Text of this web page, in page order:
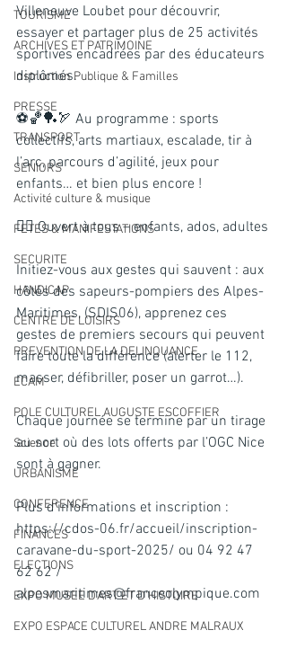
TOURISME
ARCHIVES ET PATRIMOINE
Instruction Publique & Familles
PRESSE
TRANSPORT
SENIORS
Activité culture & musique
FETES & MANIFESTATIONS
SECURITE
HANDICAP
CENTRE DE LOISIRS
PREVENTION DE LA DELINQUANCE
ECAM
POLE CULTUREL AUGUSTE ESCOFFIER
Science
URBANISME
CONFERENCE
FINANCES
ELECTIONS
EXPO MUSEE D'ART ET D'HISTOIRE
EXPO ESPACE CULTUREL ANDRE MALRAUX
Villeneuve Loubet pour découvrir,
essayer et partager plus de 25 activités
sportives encadrées par des éducateurs
diplômés.
⚽🏀🏓🏹 Au programme : sports
collectifs, arts martiaux, escalade, tir à
l’arc, parcours d’agilité, jeux pour
enfants… et bien plus encore !
🙋‍♂️ Ouvert à tous – enfants, ados, adultes
Initiez-vous aux gestes qui sauvent : aux
côtés des sapeurs-pompiers des Alpes-
Maritimes, (SDIS06), apprenez ces
gestes de premiers secours qui peuvent
faire toute la différence (alerter le 112,
masser, défibriller, poser un garrot…).
Chaque journée se termine par un tirage
au sort où des lots offerts par l’OGC Nice
sont à gagner.
Plus d'informations et inscription :
https://cdos-06.fr/accueil/inscription-
caravane-du-sport-2025/ ou 04 92 47
62 62 /
alpesmaritimes@franceolympique.com